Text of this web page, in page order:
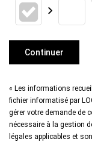
Continuer
« Les informations
fichier informatisé par
gérer votre demande de
nécessaire à la gestion
légales applicables et